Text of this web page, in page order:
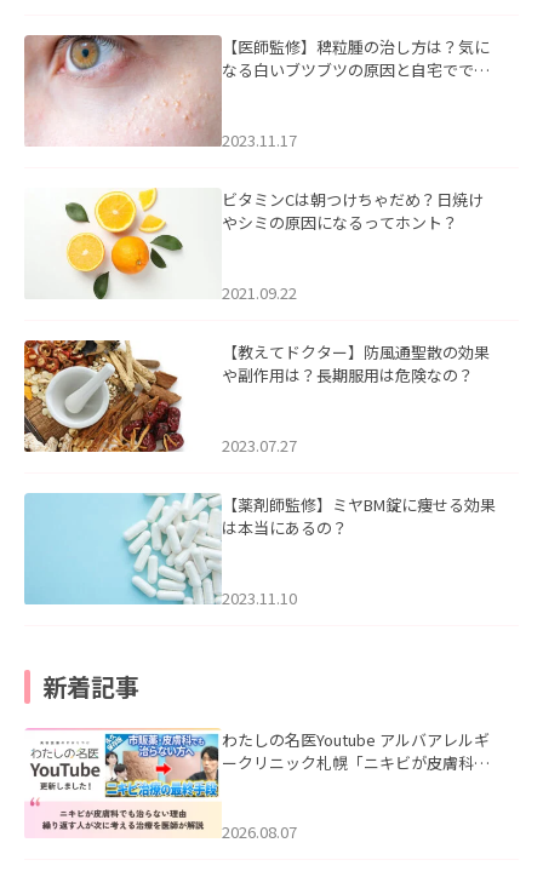
【医師監修】稗粒腫の治し方は？気に
なる白いブツブツの原因と自宅ででき
2023.11.17
ビタミンCは朝つけちゃだめ？日焼け
やシミの原因になるってホント？
2021.09.22
【教えてドクター】防風通聖散の効果
や副作用は？長期服用は危険なの？
2023.07.27
【薬剤師監修】ミヤBM錠に痩せる効果
は本当にあるの？
2023.11.10
新着記事
わたしの名医Youtube アルバアレルギ
ークリニック札幌「ニキビが皮膚科で
ました。
2026.08.07